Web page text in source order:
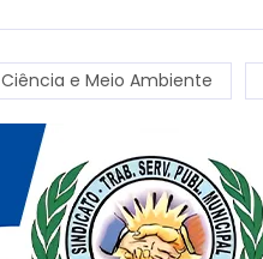
Ciência e Meio Ambiente